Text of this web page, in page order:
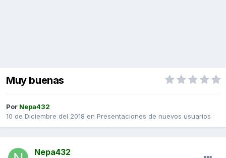
Muy buenas
Por Nepa432
10 de Diciembre del 2018 en Presentaciones de nuevos usuarios
Nepa432